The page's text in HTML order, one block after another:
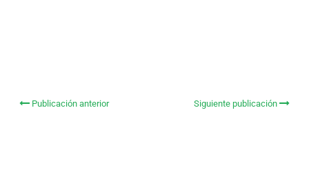
Publicación anterior Siguiente publicación